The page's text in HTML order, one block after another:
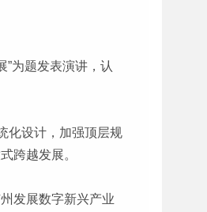
为题发表演讲，认
化设计，加强顶层规
跨越发展。
发展数字新兴产业